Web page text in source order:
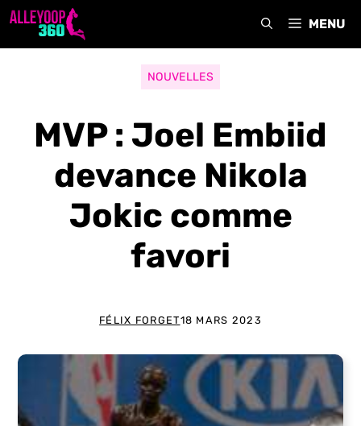
Aller
MENU
NOUVELLES
MVP : Joel Embiid
devance Nikola
Jokic comme
favori
FÉLIX FORGET18 MARS 2023